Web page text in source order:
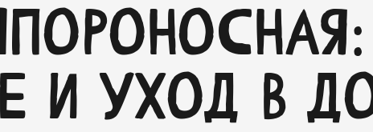
и уход в